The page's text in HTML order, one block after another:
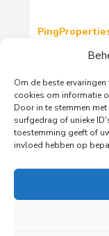
Om de beste
cookies om informatie
Door in te stemmen
surfgedrag of unieke
toestemming geeft of
invloed hebben op
in de
iconische